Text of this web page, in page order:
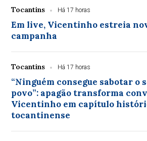
Tocantins Há 17 horas
Em live, Vicentinho estreia
campanha
Tocantins Há 17 horas
“Ninguém consegue sabotar o
povo”: apagão transforma
Vicentinho em capítulo
tocantinense